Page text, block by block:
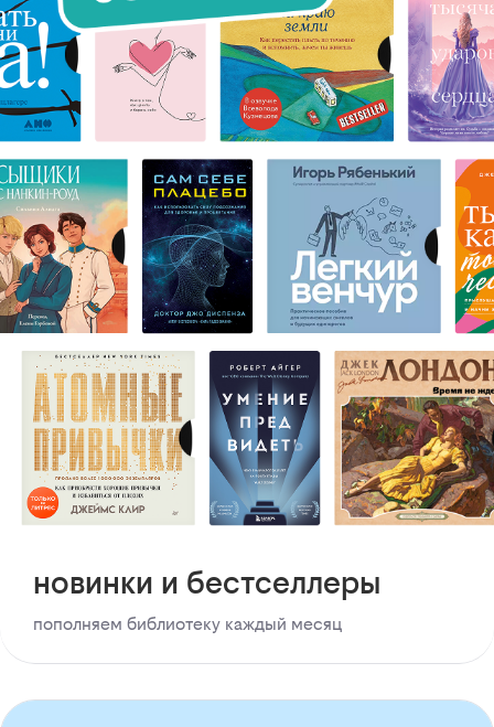
новинки и бестселлеры
пополняем библиотеку каждый месяц